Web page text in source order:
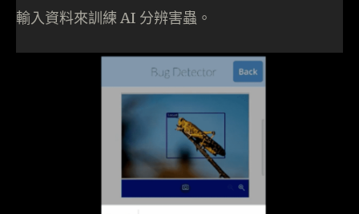
輸入資料來訓練 AI 分辨害蟲。